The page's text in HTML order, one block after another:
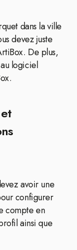
dans la ville
devez juste
De plus,
logiciel
avoir une
configurer
compte en
ainsi que